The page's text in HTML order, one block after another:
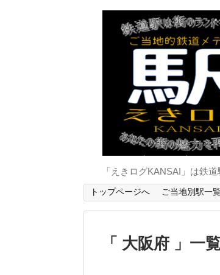
「えきログKANSAI」は鉄
トップページへ ご当地別駅一
大阪府 一